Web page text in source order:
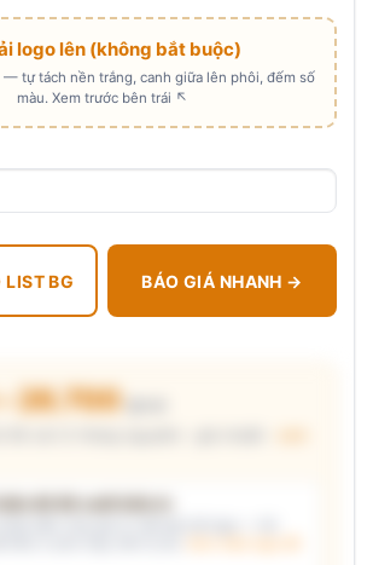
logo lên (không bắt buộc)
— tự tách nền trắng, canh giữa lên phôi, đếm số
màu. Xem trước bên trái ↖
LIST BG BÁO GIÁ NHANH →
26.700